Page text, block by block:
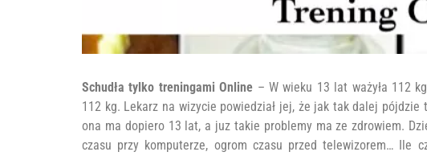
Schudła tylko treningami Online – W wieku 13 lat ważyła 112
112 kg. Lekarz na wizycie powiedział jej, że jak tak dalej
ona ma dopiero 13 lat, a juz takie problemy ma ze zdrowiem.
czasu przy komputerze, ogrom czasu przed telewizorem… Ile